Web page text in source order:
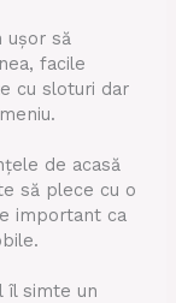
ușor să
facile
cu sloturi dar
de acasă
să plece cu o
important ca
îl simte un